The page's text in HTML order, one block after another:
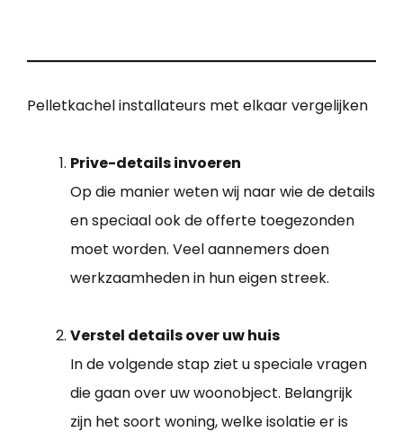
Pelletkachel installateurs met elkaar vergelijken
Prive-details invoeren
Op die manier weten wij naar wie de details
en speciaal ook de offerte toegezonden
moet worden. Veel aannemers doen
werkzaamheden in hun eigen streek.
Verstel details over uw huis
In de volgende stap ziet u speciale vragen
die gaan over uw woonobject. Belangrijk
zijn het soort woning, welke isolatie er is